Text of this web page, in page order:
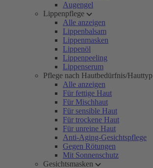
Augengel
Lippenpflege
Alle anzeigen
Lippenbalsam
Lippenmasken
Lippenöl
Lippenpeeling
Lippenserum
Pflege nach Hautbedürfnis/Hauttyp
Alle anzeigen
Für fettige Haut
Für Mischhaut
Für sensible Haut
Für trockene Haut
Für unreine Haut
Anti-Aging-Gesichtspflege
Gegen Rötungen
Mit Sonnenschutz
Gesichtsmasken